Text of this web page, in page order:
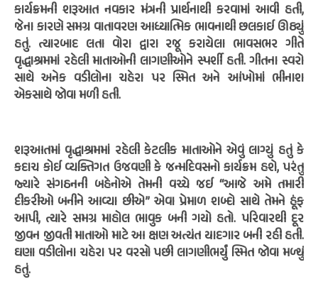
કાર્યક્રમની શરૂઆત નવકાર મંત્રની પ્રાર્થનાથી કરવામાં આવી હતી,
જેના કારણે સમગ્ર વાતાવરણ આધ્યાત્મિક ભાવનાથી છલકાઈ ઊઠ્યું
હતું. ત્યારબાદ લતા વોરા દ્વારા રજૂ કરાયેલા ભાવસભર ગીતે
વૃદ્ધાશ્રમમાં રહેલી માતાઓની લાગણીઓને સ્પર્શી હતી. ગીતના સ્વરો
સાથે અનેક વડીલોના ચહેરા પર સ્મિત અને આંખોમાં ભીનાશ
એકસાથે જોવા મળી હતી.
શરૂઆતમાં વૃદ્ધાશ્રમમાં રહેલી કેટલીક માતાઓને એવું લાગ્યું હતું કે
કદાચ કોઈ વ્યક્તિગત ઉજવણી કે જન્મદિવસનો કાર્યક્રમ હશે, પરંતુ
જ્યારે સંગઠનની બહેનોએ તેમની વચ્ચે જઈ “આજે અમે તમારી
દીકરીઓ બનીને આવ્યા છીએ” એવા પ્રેમાળ શબ્દો સાથે તેમને હૂંફ
આપી, ત્યારે સમગ્ર માહોલ ભાવુક બની ગયો હતો. પરિવારથી દૂર
જીવન જીવતી માતાઓ માટે આ ક્ષણ અત્યંત યાદગાર બની રહી હતી.
ઘણા વડીલોના ચહેરા પર વરસો પછી લાગણીભર્યું સ્મિત જોવા મળ્યું
હતું.